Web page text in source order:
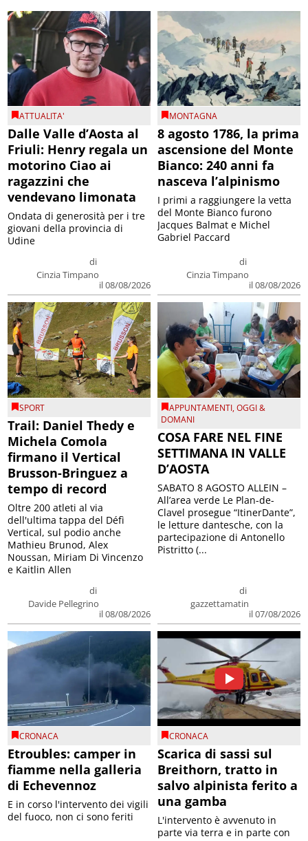
ATTUALITA'
Dalle Valle d’Aosta al
Friuli: Henry regala un
motorino Ciao ai
ragazzini che
vendevano limonata
di
Cinzia Timpano
il 08/08/2026
Ondata di generosità per i tre
giovani della provincia di
Udine
MONTAGNA
8 agosto 1786, la prima
ascensione del Monte
Bianco: 240 anni fa
nasceva l’alpinismo
di
Cinzia Timpano
il 08/08/2026
I primi a raggiungere la vetta
del Monte Bianco furono
Jacques Balmat e Michel
Gabriel Paccard
SPORT
Trail: Daniel Thedy e
Michela Comola
firmano il Vertical
Brusson-Bringuez a
tempo di record
di
Davide Pellegrino
il 08/08/2026
Oltre 200 atleti al via
dell'ultima tappa del Défì
Vertical, sul podio anche
Mathieu Brunod, Alex
Noussan, Miriam Di Vincenzo
e Kaitlin Allen
APPUNTAMENTI,OGGI &
DOMANI
COSA FARE NEL FINE
SETTIMANA IN VALLE
D’AOSTA
di
gazzettamatin
il 07/08/2026
SABATO 8 AGOSTO ALLEIN –
All’area verde Le Plan-de-
Clavel prosegue “ItinerDante”,
le letture dantesche, con la
partecipazione di Antonello
Pistritto (...
CRONACA
Etroubles: camper in
fiamme nella galleria
di Echevennoz
E in corso l'intervento dei vigili
del fuoco, non ci sono feriti
CRONACA
Scarica di sassi sul
Breithorn, tratto in
salvo alpinista ferito a
una gamba
L'intervento è avvenuto in
parte via terra e in parte con